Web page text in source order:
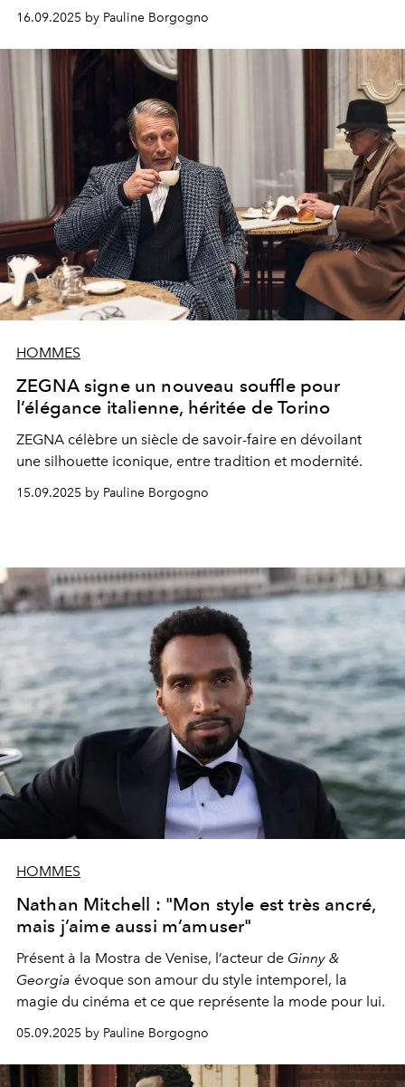
16.09.2025 by Pauline Borgogno
HOMMES
ZEGNA signe un nouveau souffle pour
l’élégance italienne, héritée de Torino
ZEGNA célèbre un siècle de savoir-faire en dévoilant
une silhouette iconique, entre tradition et modernité.
15.09.2025 by Pauline Borgogno
HOMMES
Nathan Mitchell : "Mon style est très ancré,
mais j’aime aussi m’amuser"
Présent à la Mostra de Venise, l’acteur de Ginny &
Georgia évoque son amour du style intemporel, la
magie du cinéma et ce que représente la mode pour lui.
05.09.2025 by Pauline Borgogno